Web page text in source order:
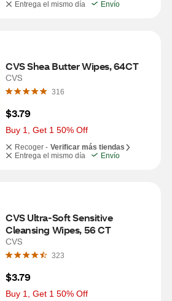
Entrega el mismo día
Envío
CVS Shea Butter Wipes, 64CT
CVS
316
$3.79
Buy 1, Get 1 50% Off
Recoger - Verificar más tiendas
Entrega el mismo día
Envío
CVS Ultra-Soft Sensitive
Cleansing Wipes, 56 CT
CVS
323
$3.79
Buy 1, Get 1 50% Off